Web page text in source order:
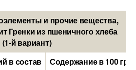
и прочие вещества,
Гренки из пшеничного хлеба
(1-й вариант)
в состав
Содержание в 100